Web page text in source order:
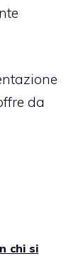
da
chi si